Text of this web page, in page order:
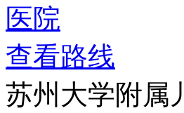
查看路线
苏州大学附属